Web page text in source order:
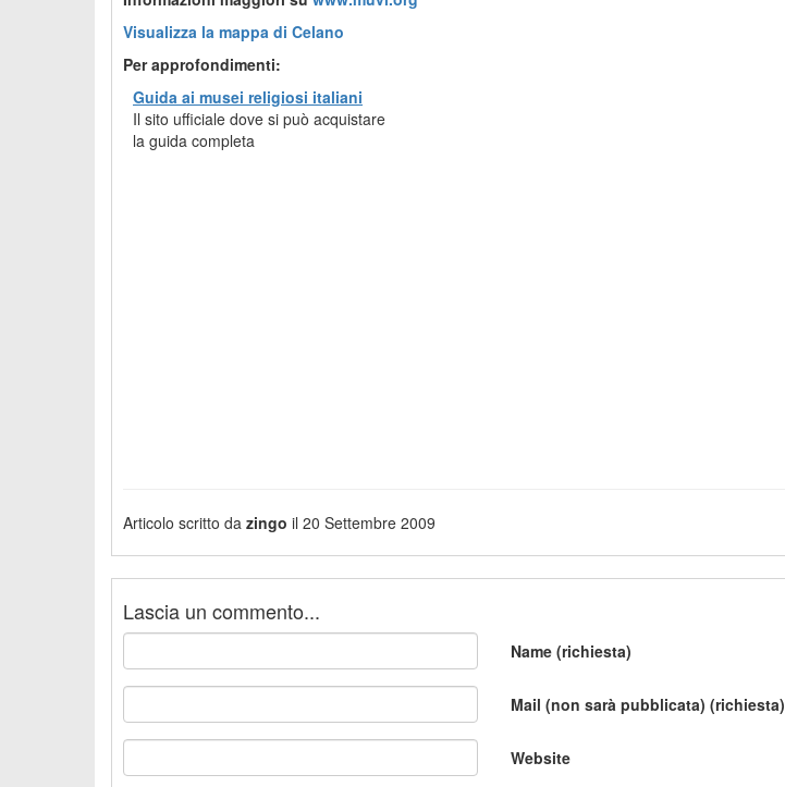
Visualizza la mappa di Celano
Per approfondimenti:
Guida ai musei religiosi italiani
Il sito ufficiale dove si può acquistare
la guida completa
Articolo scritto da zingo il 20 Settembre 2009
Lascia un commento...
Name (richiesta)
Mail (non sarà pubblicata) (richiesta)
Website